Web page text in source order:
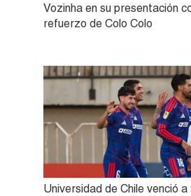
Vozinha en su presentación
refuerzo de Colo Colo
Universidad de Chile venció a